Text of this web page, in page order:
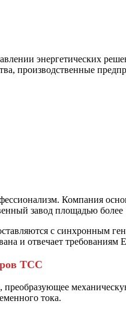
энергетических
производственные
Компания
завод площадью
с синхронным
и отвечает требованиям
ТСС
преобразующее
тока.